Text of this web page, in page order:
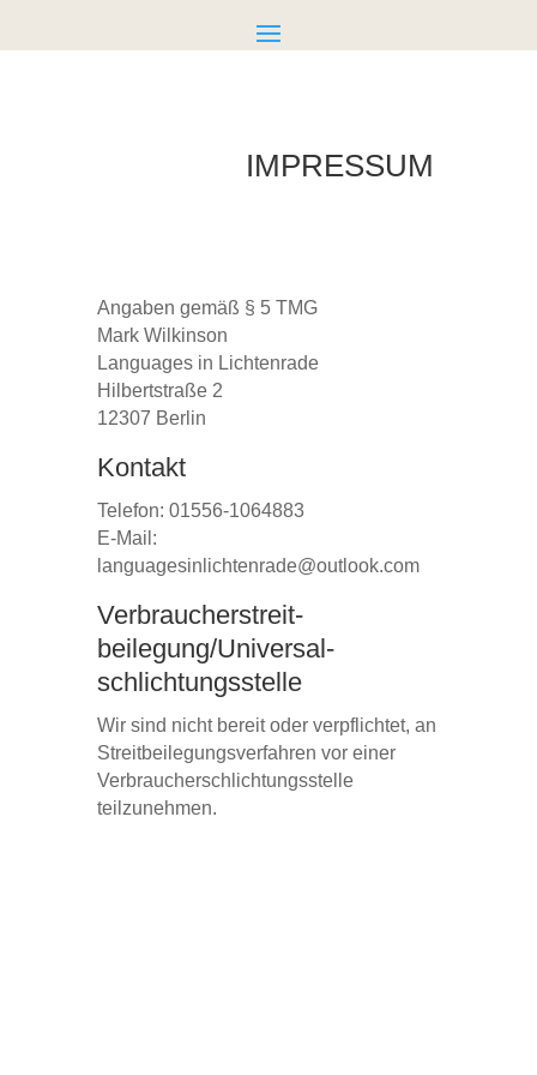
IMPRESSUM
Angaben gemäß § 5 TMG
Mark Wilkinson
Languages in Lichtenrade
Hilbertstraße 2
12307 Berlin
Kontakt
Telefon: 01556-1064883
E-Mail:
languagesinlichtenrade@outlook.com
Verbraucher­streit­
beilegung/Universal­
schlichtungs­stelle
Wir sind nicht bereit oder verpflichtet, an
Streitbeilegungsverfahren vor einer
Verbraucherschlichtungsstelle
teilzunehmen.